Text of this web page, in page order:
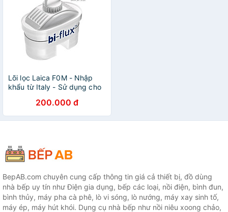
Lõi lọc Laica F0M - Nhập
khẩu từ Italy - Sử dụng cho
Seri 3000200.000 đ
BepAB.com chuyên cung cấp thông tin giá cả thiết bị, đồ dùng
nhà bếp uy tín như Điện gia dụng, bếp các loại, nồi điện, bình đun,
bình thủy, máy pha cà phê, lò vi sóng, lò nướng, máy xay sinh tố,
máy ép, máy hút khói. Dụng cụ nhà bếp như nồi niêu xoong chảo,